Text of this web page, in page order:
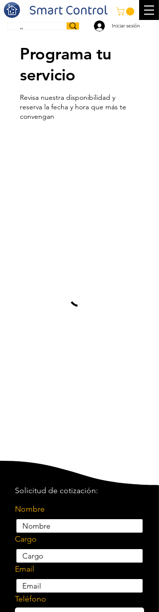
Iniciar sesión
Programa tu
servicio
Revisa nuestra disponibilidad y
reserva la fecha y hora que más te
convengan
Solicitud de cotización:
Nombre
Cargo
Email
Teléfono